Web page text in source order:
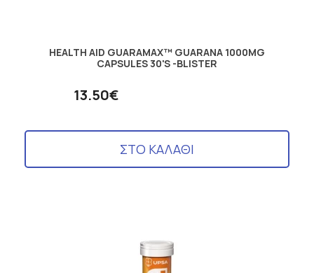
HEALTH AID GUARAMAX™ GUARANA 1000MG
CAPSULES 30'S -BLISTER
13.50€
ΣΤΟ ΚΑΛΑΘΙ